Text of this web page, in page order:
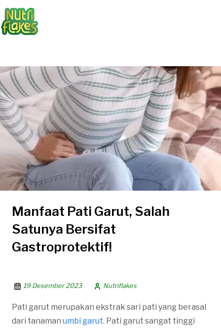
Manfaat Pati Garut, Salah
Satunya Bersifat
Gastroprotektif!
19 Desember 2023 Nutriflakes
Pati garut merupakan ekstrak sari pati yang berasal
dari tanaman umbi garut. Pati garut sangat tinggi